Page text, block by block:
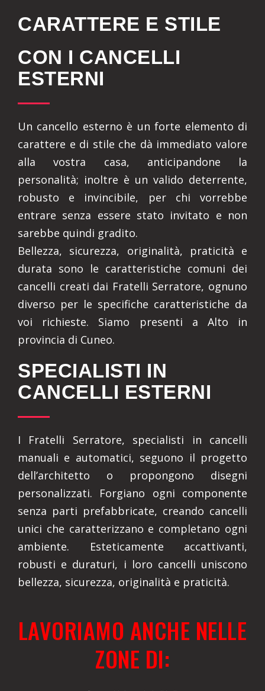
CARATTERE E STILE
CON I CANCELLI
ESTERNI
Un cancello esterno è un forte elemento di
carattere e di stile che dà immediato valore
alla vostra casa, anticipandone la
personalità; inoltre è un valido deterrente,
robusto e invincibile, per chi vorrebbe
entrare senza essere stato invitato e non
sarebbe quindi gradito.
Bellezza, sicurezza, originalità, praticità e
durata sono le caratteristiche comuni dei
cancelli creati dai Fratelli Serratore, ognuno
diverso per le specifiche caratteristiche da
voi richieste. Siamo presenti a Alto in
provincia di Cuneo.
SPECIALISTI IN
CANCELLI ESTERNI
I Fratelli Serratore, specialisti in cancelli
manuali e automatici, seguono il progetto
dell’architetto o propongono disegni
personalizzati. Forgiano ogni componente
senza parti prefabbricate, creando cancelli
unici che caratterizzano e completano ogni
ambiente. Esteticamente accattivanti,
robusti e duraturi, i loro cancelli uniscono
bellezza, sicurezza, originalità e praticità.
LAVORIAMO ANCHE NELLE
ZONE DI: